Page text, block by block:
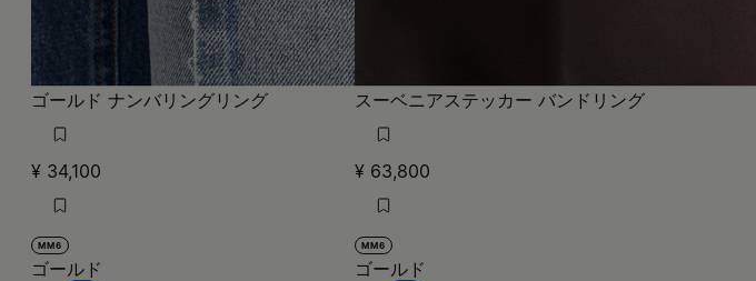
ゴールド ナンバリングリング
¥ 34,100
MM6
ゴールド
スーベニアステッカー バンドリング
¥ 63,800
MM6
ゴールド